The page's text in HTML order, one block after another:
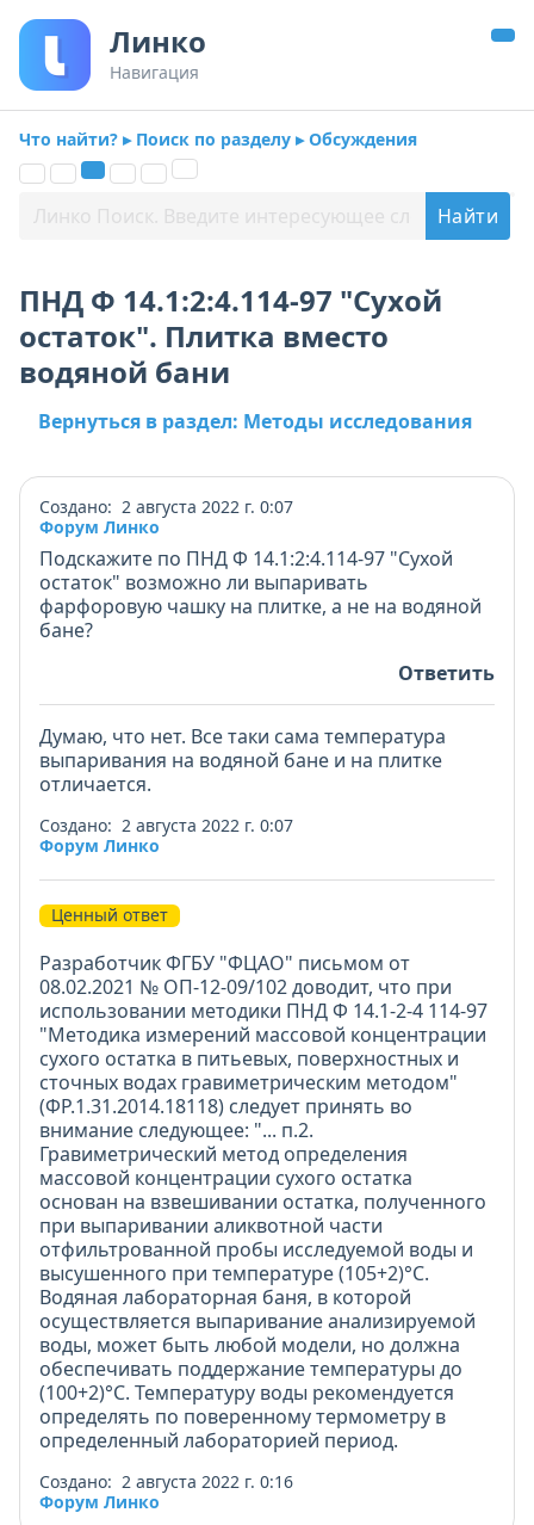
Линко
Навигация
Что найти? ▸ Поиск по разделу ▸ Обсуждения
ПНД Ф 14.1:2:4.114-97 "Сухой
остаток". Плитка вместо
водяной бани
Вернуться в раздел: Методы исследования
Создано: 2 августа 2022 г. 0:07
Форум Линко
Подскажите по ПНД Ф 14.1:2:4.114-97 "Сухой
остаток" возможно ли выпаривать
фарфоровую чашку на плитке, а не на водяной
бане?
Ответить
Думаю, что нет. Все таки сама температура
выпаривания на водяной бане и на плитке
отличается.
Создано: 2 августа 2022 г. 0:07
Форум Линко
Ценный ответ
Разработчик ФГБУ "ФЦАО" письмом от
08.02.2021 № ОП-12-09/102 доводит, что при
использовании методики ПНД Ф 14.1-2-4 114-97
"Методика измерений массовой концентрации
сухого остатка в питьевых, поверхностных и
сточных водах гравиметрическим методом"
(ФР.1.31.2014.18118) следует принять во
внимание следующее: "... п.2.
Гравиметрический метод определения
массовой концентрации сухого остатка
основан на взвешивании остатка, полученного
при выпаривании аликвотной части
отфильтрованной пробы исследуемой воды и
высушенного при температуре (105+2)°С.
Водяная лабораторная баня, в которой
осуществляется выпаривание анализируемой
воды, может быть любой модели, но должна
обеспечивать поддержание температуры до
(100+2)°С. Температуру воды рекомендуется
определять по поверенному термометру в
определенный лабораторией период.
Создано: 2 августа 2022 г. 0:16
Форум Линко